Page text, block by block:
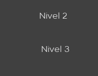
Nivel 2
Nivel 3